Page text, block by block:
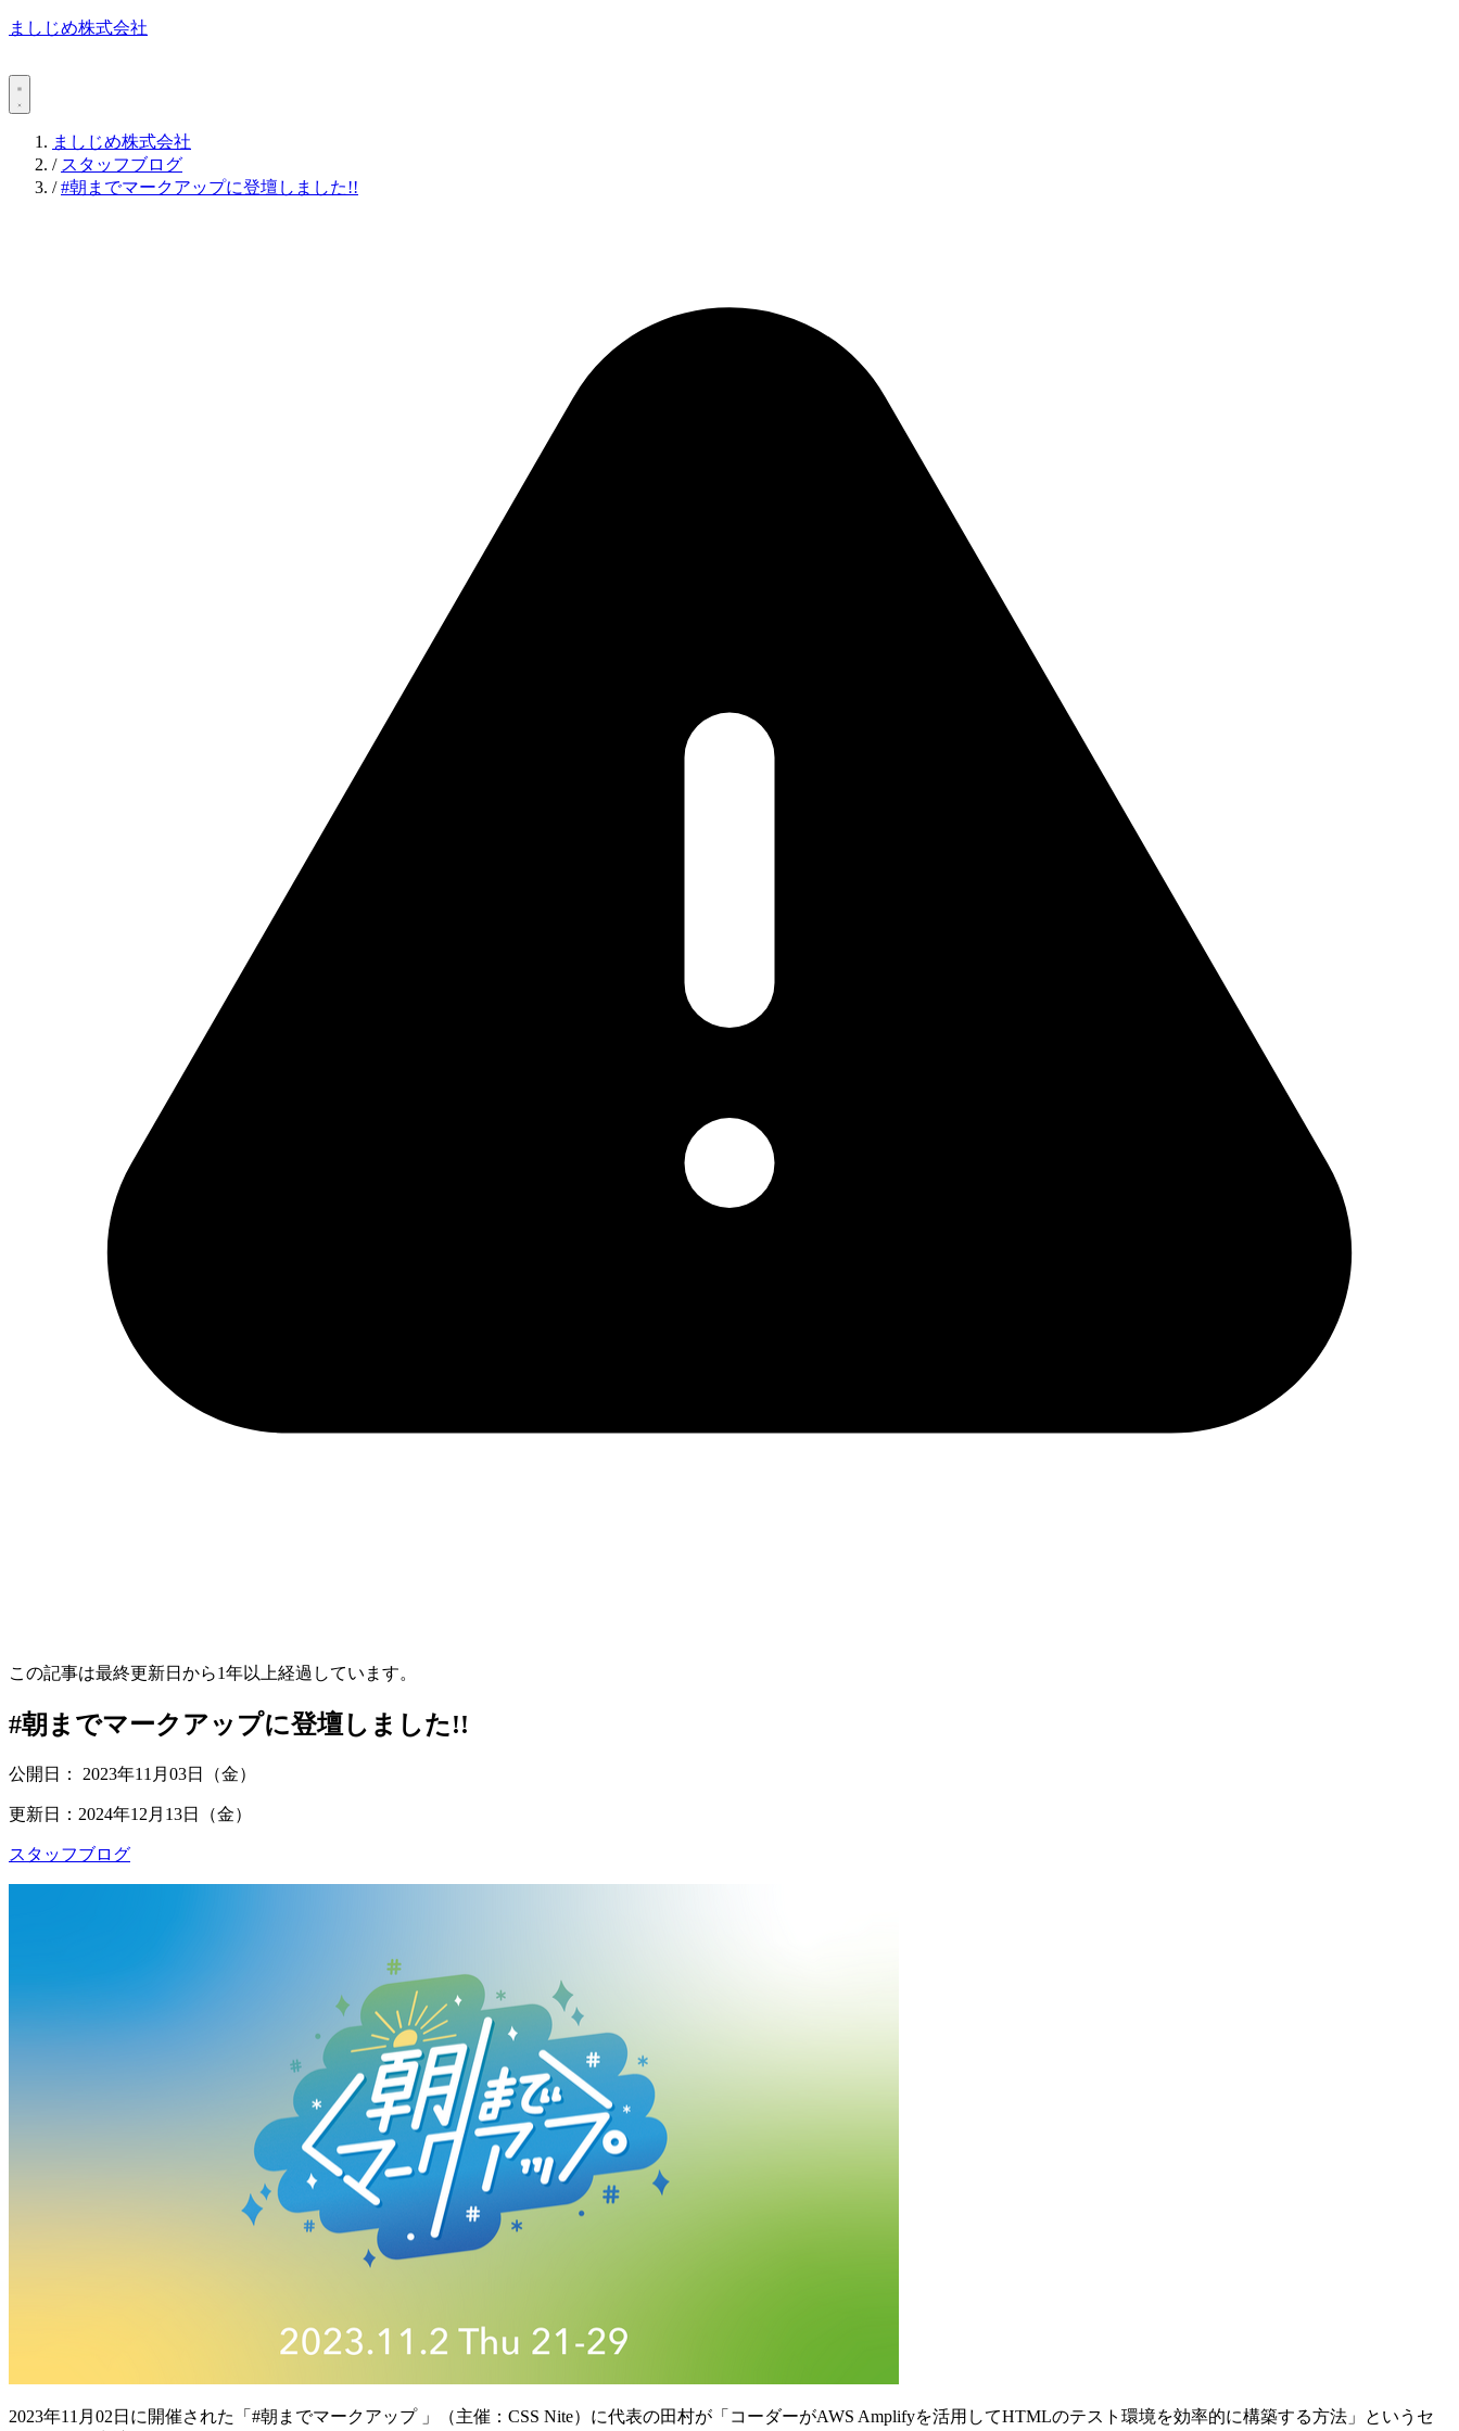
ましじめ株式会社
ましじめ株式会社
/ スタッフブログ
/ #朝までマークアップに登壇しました!!
この記事は最終更新日から1年以上経過しています。
#朝までマークアップに登壇しました!!
公開日： 2023年11月03日（金）
更新日： 2024年12月13日（金）
スタッフブログ
2023年11月02日に開催された「#朝までマークアップ 」（主催：CSS Nite）に代表の田村が「コーダーがAWS Amplifyを活用してHTMLのテスト環境を効率的に構築する方法」というセ